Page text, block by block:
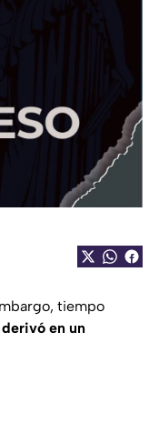
tiempo
en un